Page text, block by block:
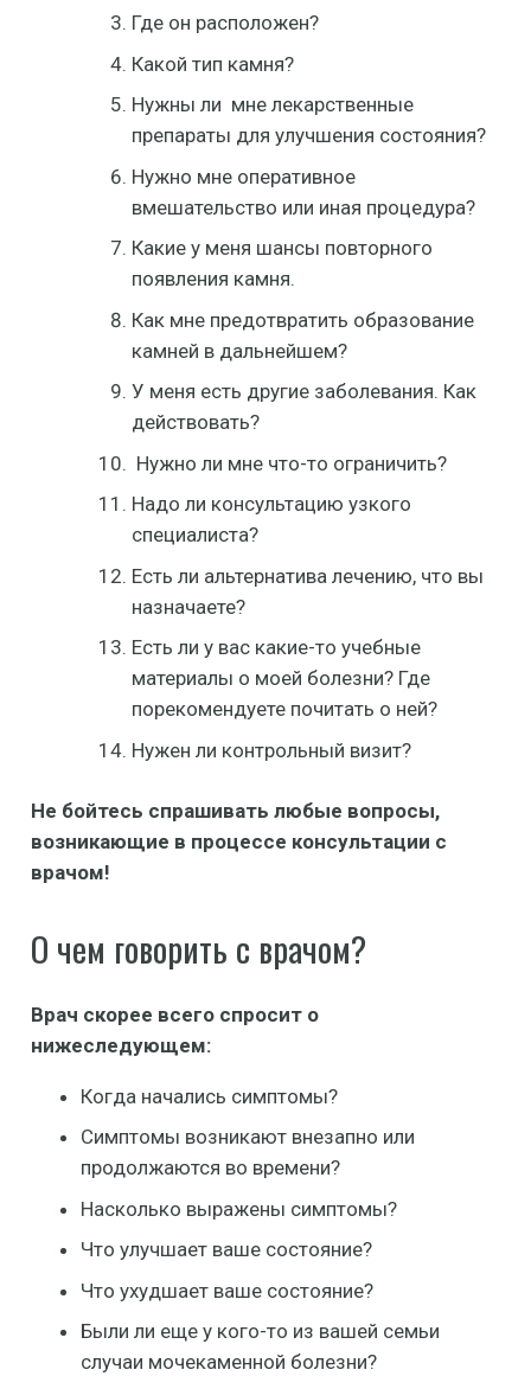
Где он расположен?
Какой тип камня?
Нужны ли мне лекарственные
препараты для улучшения состояния?
Нужно мне оперативное
вмешательство или иная процедура?
Какие у меня шансы повторного
появления камня.
Как мне предотвратить образование
камней в дальнейшем?
У меня есть другие заболевания. Как
действовать?
Нужно ли мне что-то ограничить?
Надо ли консультацию узкого
специалиста?
Есть ли альтернатива лечению, что вы
назначаете?
Есть ли у вас какие-то учебные
материалы о моей болезни? Где
порекомендуете почитать о ней?
Нужен ли контрольный визит?
Не бойтесь спрашивать любые вопросы,
возникающие в процессе консультации с
врачом!
О чем говорить с врачом?
Врач скорее всего спросит о
нижеследующем:
Когда начались симптомы?
Симптомы возникают внезапно или
продолжаются во времени?
Насколько выражены симптомы?
Что улучшает ваше состояние?
Что ухудшает ваше состояние?
Были ли еще у кого-то из вашей семьи
случаи мочекаменной болезни?